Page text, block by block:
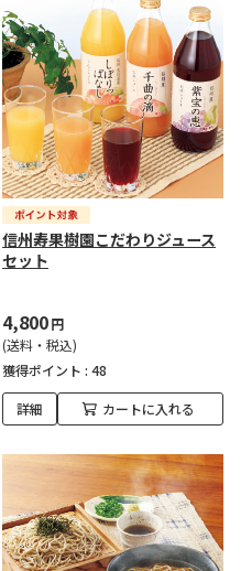
信州寿果樹園こだわりジュース
セット
4,800円
(送料・税込)
獲得ポイント : 48
詳細 カートに入れる